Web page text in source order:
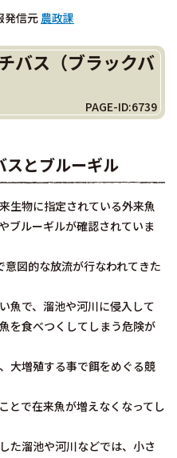
発信元 農政課
バス（ブラックバ
PAGE-ID:6739
スとブルーギル
生物に指定されている外来魚
ブルーギルが確認されていま
図的な放流が行なわれてきた
魚で、溜池や河川に侵入して
を食べつくしてしまう危険が
大増殖する事で餌をめぐる競
とで在来魚が増えなくなってし
た溜池や河川などでは、小さ